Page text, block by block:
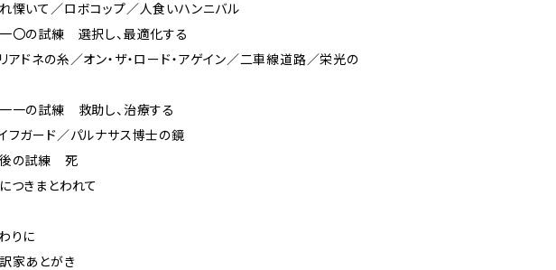
慄いて／ロボコップ／人食いハンニバル
〇の試練 選択し、最適化する
アドネの糸／オン・ザ・ロード・アゲイン／二車線道路／栄光の
一の試練 救助し、治療する
フガード／パルナサス博士の鏡
の試練 死
つきまとわれて
りに
家あとがき